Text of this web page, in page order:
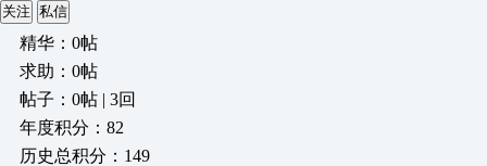
关注 私信
精华：0帖
求助：0帖
帖子：0帖 | 3回
年度积分：82
历史总积分：149